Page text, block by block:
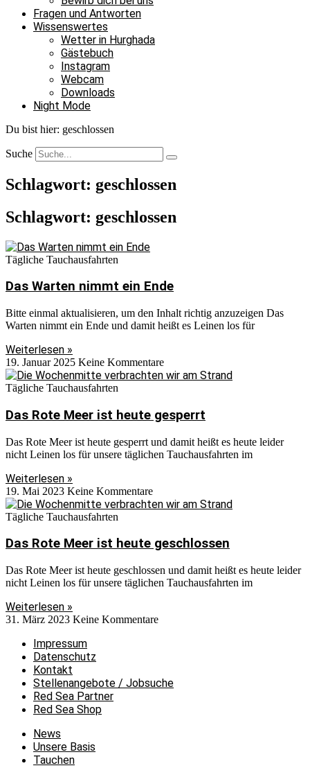
Fragen und Antworten
Wissenswertes
Wetter in Hurghada
Gästebuch
Instagram
Webcam
Downloads
Night Mode
Du bist hier: geschlossen
Suche
Schlagwort: geschlossen
Schlagwort: geschlossen
Tägliche Tauchausfahrten
Das Warten nimmt ein Ende
Bitte einmal aktualisieren, um den Inhalt richtig anzuzeigen Das
Warten nimmt ein Ende und damit heißt es Leinen los für
Weiterlesen »
19. Januar 2025 Keine Kommentare
Tägliche Tauchausfahrten
Das Rote Meer ist heute gesperrt
Das Rote Meer ist heute gesperrt und damit heißt es heute leider
nicht Leinen los für unsere täglichen Tauchausfahrten im
Weiterlesen »
19. Mai 2023 Keine Kommentare
Tägliche Tauchausfahrten
Das Rote Meer ist heute geschlossen
Das Rote Meer ist heute geschlossen und damit heißt es heute leider
nicht Leinen los für unsere täglichen Tauchausfahrten im
Weiterlesen »
31. März 2023 Keine Kommentare
Impressum
Datenschutz
Kontakt
Stellenangebote / Jobsuche
Red Sea Partner
Red Sea Shop
News
Unsere Basis
Tauchen